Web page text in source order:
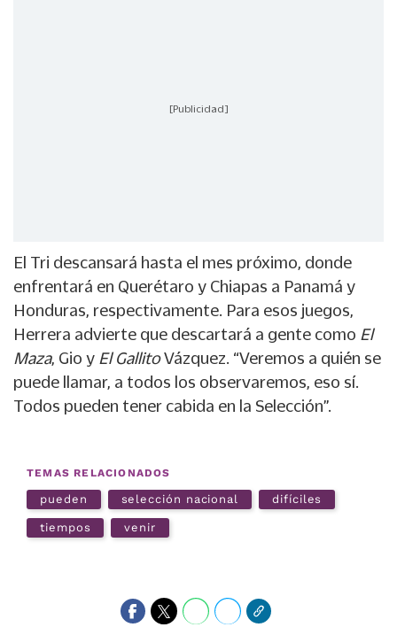
[Publicidad]
El Tri descansará hasta el mes próximo, donde
enfrentará en Querétaro y Chiapas a Panamá y
Honduras, respectivamente. Para esos juegos,
Herrera advierte que descartará a gente como El
Maza, Gio y El GallitoVázquez. “Veremos a quién se
puede llamar, a todos los observaremos, eso sí.
Todos pueden tener cabida en la Selección”.
TEMAS RELACIONADOS
pueden selección nacional difíciles
tiempos venir